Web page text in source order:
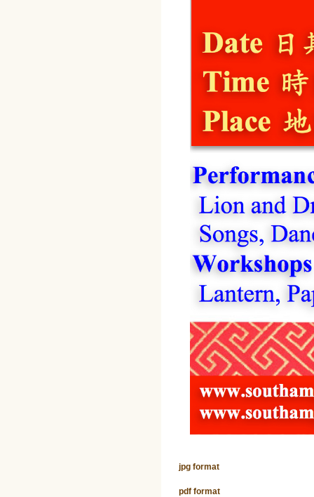
jpg format
pdf format